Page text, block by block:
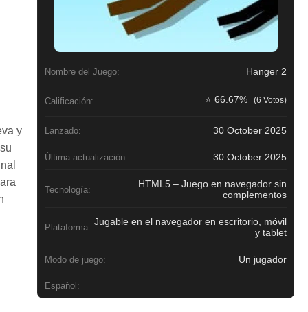
y
Nombre del Juego: Hanger 2
Calificación: ⭐ 66.67% (6 Votos)
Lanzado: 30 October 2025
Última actualización: 30 October 2025
Tecnología:
HTML5 – Juego en navegador sin
complementos
Plataforma: Jugable en el navegador en escritorio, móvil
y tablet
Modo de juego: Un jugador
Español: